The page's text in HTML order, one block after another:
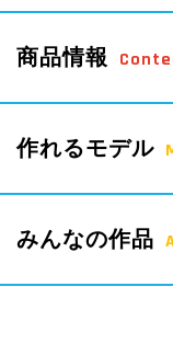
商品情報
88
作れるモデル
みんなの作品